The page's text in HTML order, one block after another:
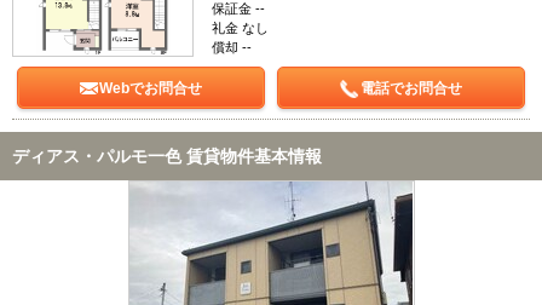
保証金 --
礼金 なし
償却 --
Webでお問合せ 電話でお問合せ
ディアス・パルモ一色 賃貸物件基本情報